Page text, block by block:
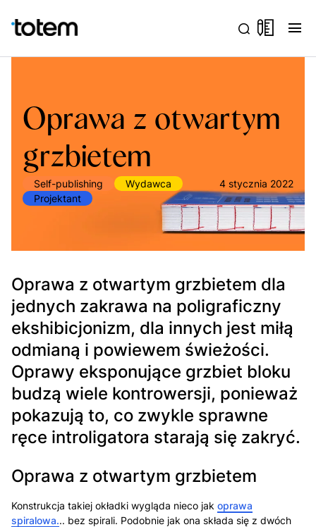
menu
Oprawa z otwartym
grzbietem
Self-publishing
Wydawca
Projektant
4 stycznia 2022
Oprawa z otwartym grzbietem dla
jednych zakrawa na poligraficzny
ekshibicjonizm, dla innych jest miłą
odmianą i powiewem świeżości.
Oprawy eksponujące grzbiet bloku
budzą wiele kontrowersji, ponieważ
pokazują to, co zwykle sprawne
ręce introligatora starają się zakryć.
Oprawa z otwartym grzbietem
Konstrukcja takiej okładki wygląda nieco jak oprawa
spiralowa... bez spirali. Podobnie jak ona składa się z dwóch